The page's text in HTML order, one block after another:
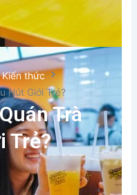
Kiến thức
Hút Giới Trẻ?
Trà
Trẻ?